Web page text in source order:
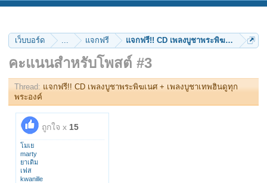
เว็บบอร์ด ... แจกฟรี แจกฟรี!! CD เพลงบูชาพระพิฆเนศ + เพล
คะแนนสำหรับโพสต์ #3
Thread: แจกฟรี!! CD เพลงบูชาพระพิฆเนศ + เพลงบูชาเทพฮินดูทุก
พระองค์
ถูกใจ x 15
โมเย
marty
ยาเดิม
เฟส
kwanille